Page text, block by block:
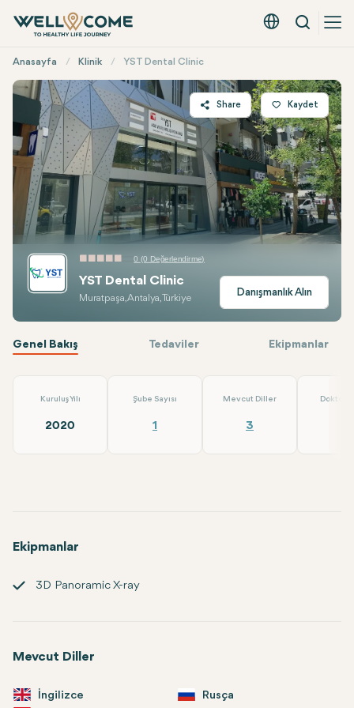
Türkçe - EUR
Arama
Menü
Anasayfa Klinik YST Dental Clinic
0 (0 Değerlendirme)
YST Dental Clinic
Muratpaşa, Antalya, Türkiye
Share
Twitter
Facebook
Linkedin
WhatsApp
Telegram
Kaydet
Danışmanlık Alın
Genel Bakış Tedaviler Ekipmanlar
Kuruluş Yılı
2020
Şube Sayısı
1
Mevcut Diller
3
Doktor
Ekipmanlar
3D Panoramic X-ray
Mevcut Diller
İngilizce
Rusça